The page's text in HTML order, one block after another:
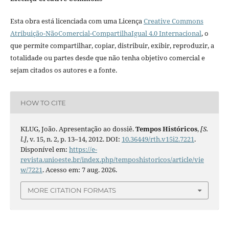
Esta obra está licenciada com uma LicençaCreative Commons
Atribuição-NãoComercial-CompartilhaIgual 4.0 Internacional, o
que permite compartilhar, copiar, distribuir, exibir, reproduzir, a
totalidade ou partes desde que não tenha objetivo comercial e
sejam citados os autores e a fonte.
HOW TO CITE
KLUG, João. Apresentação ao dossiê.Tempos Históricos,[S.
l.], v. 15, n. 2, p. 13–14, 2012. DOI: 10.36449/rth.v15i2.7221.
Disponível em: https://e-
revista.unioeste.br/index.php/temposhistoricos/article/vie
w/7221. Acesso em: 7 aug. 2026.
MORE CITATION FORMATS